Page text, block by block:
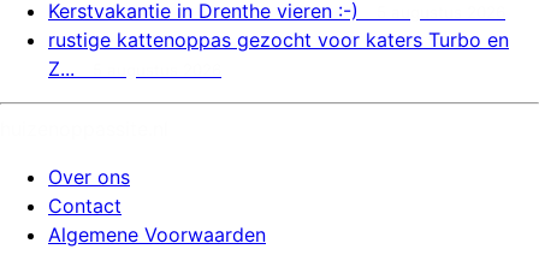
Kerstvakantie in Drenthe vieren :-)
rustige kattenoppas gezocht voor katers Turbo en
Z...
Over ons
Contact
Algemene Voorwaarden